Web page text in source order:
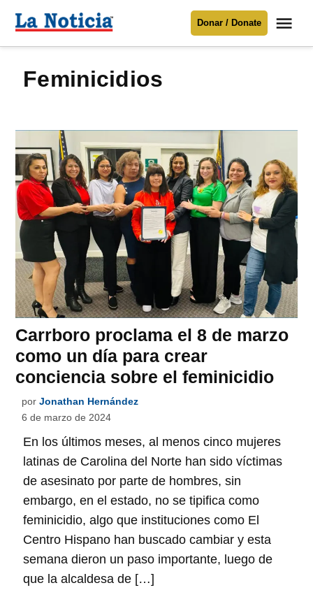
Para mantenerte informado necesitamos
contenido
Noticia
Donar / Donate
feminicidios
Carrboro proclama el 8 de marzo
como un día para crear
conciencia sobre el feminicidio
por Jonathan Hernández
6 de marzo de 2024
En los últimos meses, al menos cinco mujeres
latinas de Carolina del Norte han sido víctimas
de asesinato por parte de hombres, sin
embargo, en el estado, no se tipifica como
feminicidio, algo que instituciones como El
Centro Hispano han buscado cambiar y esta
semana dieron un paso importante, luego de
que la alcaldesa de […]